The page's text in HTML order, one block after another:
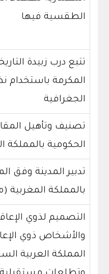
الطقسية فيها
تتبع درب زبيدة
المكرمة باستخدام
الجغرافية
تصنيف وتأهيل
الحكومية بالمملكة
تدبير المدينة وفق
بالمملكة المغربية
التصميم لذوي
والأشخاص ذوي
المملكة العربية